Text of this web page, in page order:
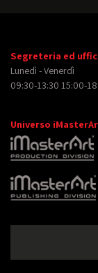
Segreteria ed
Lunedì - Venerdì
09:30-13:30 15:00-
Universo